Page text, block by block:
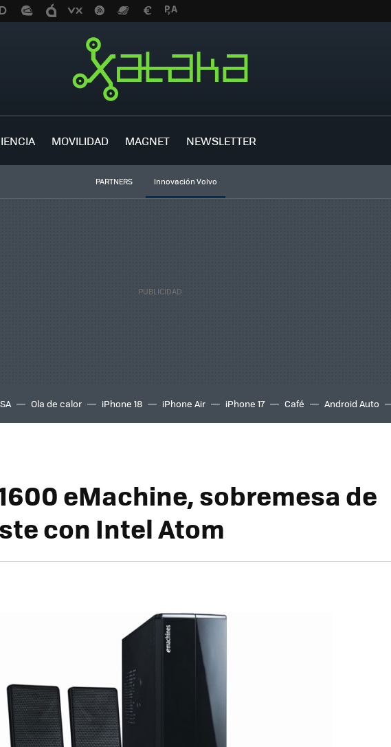
MOVILIDAD MAGNET NEWSLETTER
PARTNERS Innovación Volvo
Ola de calor iPhone 18 iPhone Air iPhone 17 Café Android Auto
eMachine, sobremesa de
con Intel Atom